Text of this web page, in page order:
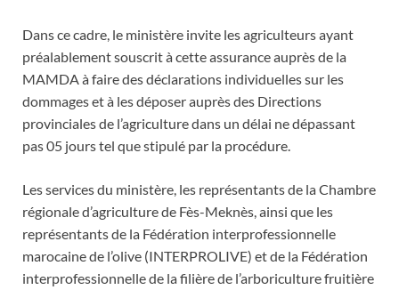
Dans ce cadre, le ministère invite les agriculteurs ayant
préalablement souscrit à cette assurance auprès de la
MAMDA à faire des déclarations individuelles sur les
dommages et à les déposer auprès des Directions
provinciales de l’agriculture dans un délai ne dépassant
pas 05 jours tel que stipulé par la procédure.
Les services du ministère, les représentants de la Chambre
régionale d’agriculture de Fès-Meknès, ainsi que les
représentants de la Fédération interprofessionnelle
marocaine de l’olive (INTERPROLIVE) et de la Fédération
interprofessionnelle de la filière de l’arboriculture fruitière